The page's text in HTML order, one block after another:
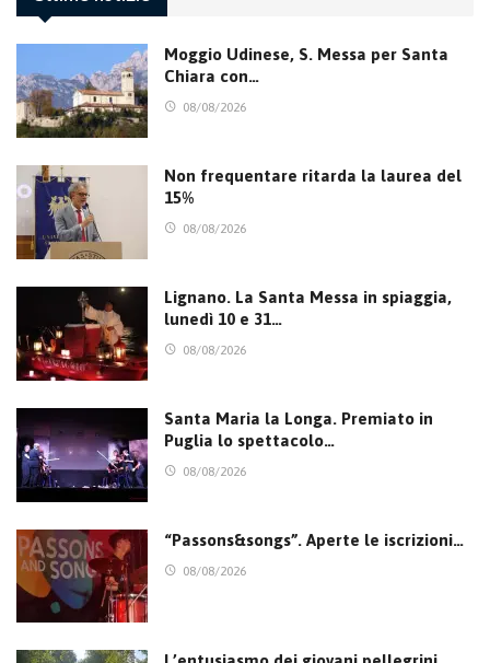
Moggio Udinese, S. Messa per Santa
Chiara con…
08/08/2026
Non frequentare ritarda la laurea del
15%
08/08/2026
Lignano. La Santa Messa in spiaggia,
lunedì 10 e 31…
08/08/2026
Santa Maria la Longa. Premiato in
Puglia lo spettacolo…
08/08/2026
“Passons&songs”. Aperte le iscrizioni…
08/08/2026